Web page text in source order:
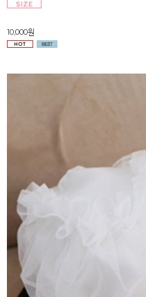
10,000원